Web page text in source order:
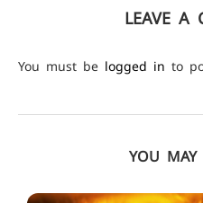
LEAVE A
You must be logged in to
YOU MAY